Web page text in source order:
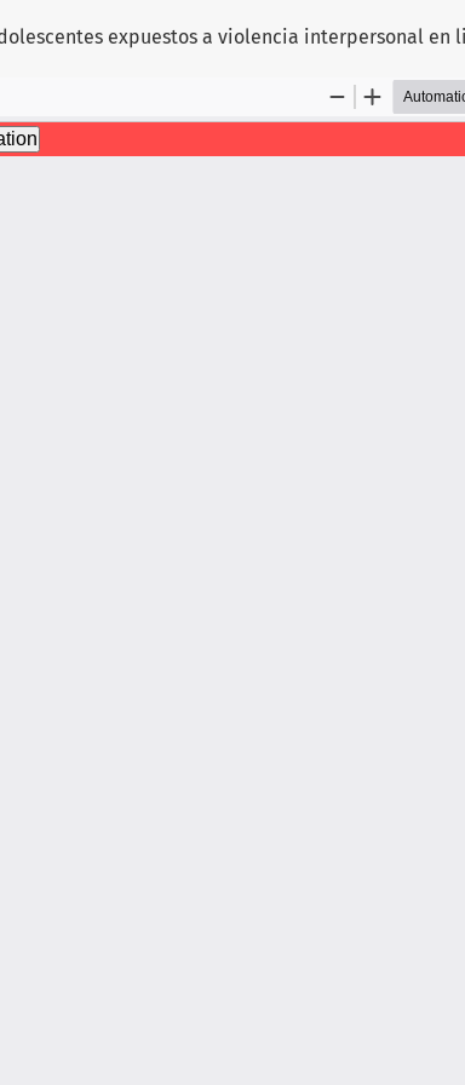
expuestos a violencia interpersonal en